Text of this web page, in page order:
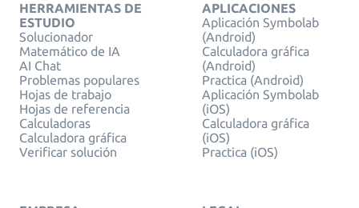
HERRAMIENTAS DE
ESTUDIO
Solucionador
Matemático de IA
AI Chat
Problemas populares
Hojas de trabajo
Hojas de referencia
Calculadoras
Calculadora gráfica
Verificar solución
APLICACIONES
Aplicación Symbolab
(Android)
Calculadora gráfica
(Android)
Practica (Android)
Aplicación Symbolab
(iOS)
Calculadora gráfica
(iOS)
Practica (iOS)